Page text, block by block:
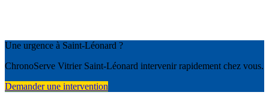
Une urgence à Saint-Léonard ?
ChronoServe Vitrier Saint-Léonard intervenir rapidement chez vous.
Demander une intervention